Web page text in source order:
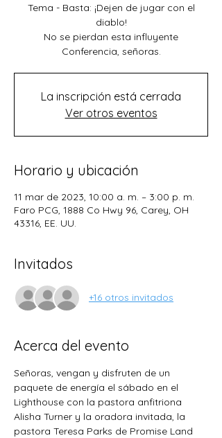
Tema - Basta: ¡Dejen de jugar con el
diablo!
No se pierdan esta influyente
Conferencia, señoras.
La inscripción está cerrada
Ver otros eventos
Horario y ubicación
11 mar de 2023, 10:00 a. m. – 3:00 p. m.
Faro PCG, 1888 Co Hwy 96, Carey, OH
43316, EE. UU.
Invitados
+16 otros invitados
Acerca del evento
Señoras, vengan y disfruten de un
paquete de energía el sábado en el
Lighthouse con la pastora anfitriona
Alisha Turner y la oradora invitada, la
pastora Teresa Parks de Promise Land